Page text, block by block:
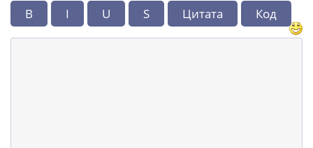
B I U S Цитата Код